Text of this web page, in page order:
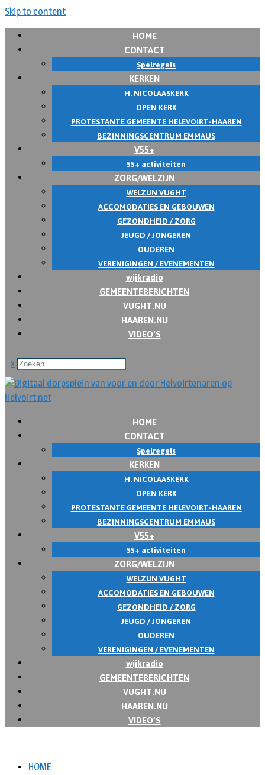
Skip to content
HOME
CONTACT
Spelregels
KERKEN
H. NICOLAASKERK
OPEN KERK
PROTESTANTE GEMEENTE HELEVOIRT-HAAREN
BEZINNINGSCENTRUM EMMAUS
V55+
55+ activiteiten
ZORG/WELZIJN
WELZIJN VUGHT
ACCOMODATIES EN GEBOUWEN
GEZONDHEID / ZORG
JEUGD / JONGEREN
OUDEREN
VERENIGINGEN / EVENEMENTEN
wijkradio
GEMEENTEBERICHTEN
VUGHT.NU
HAAREN.NU
VIDEO’S
x
HOME
CONTACT
Spelregels
KERKEN
H. NICOLAASKERK
OPEN KERK
PROTESTANTE GEMEENTE HELEVOIRT-HAAREN
BEZINNINGSCENTRUM EMMAUS
V55+
55+ activiteiten
ZORG/WELZIJN
WELZIJN VUGHT
ACCOMODATIES EN GEBOUWEN
GEZONDHEID / ZORG
JEUGD / JONGEREN
OUDEREN
VERENIGINGEN / EVENEMENTEN
wijkradio
GEMEENTEBERICHTEN
VUGHT.NU
HAAREN.NU
VIDEO’S
HOME